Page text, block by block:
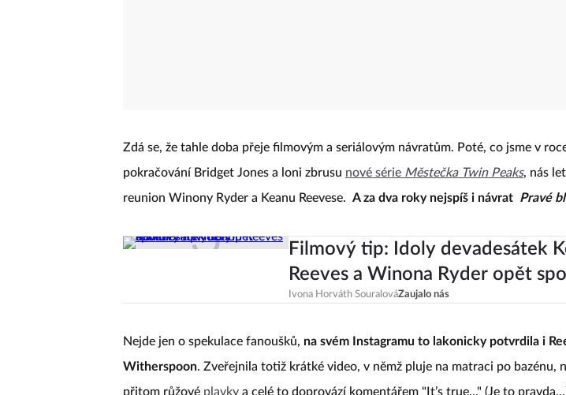
Zdá se, že tahle doba přeje filmovým a seriálovým návratům. Poté, co jsme v
pokračování Bridget Jones a loni zbrusu nové série Městečka Twin Peaks, nás
reunion Winony Ryder a Keanu Reevese. A za dva roky nejspíš i návrat Pravé
Filmový tip: Idoly devadesátek
Reeves a Winona Ryder opět
Ivona Horváth SouralováZaujalo nás
Nejde jen o spekulace fanoušků, na svém Instagramu to lakonicky potvrdila i
Witherspoon. Zveřejnila totiž krátké video, v němž pluje na matraci po bazénu,
přitom růžové plavky a celé to doprovází komentářem "It’s true..." (Je to